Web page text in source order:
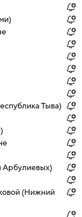
Тыва)
Арбулиевых)
(Нижний